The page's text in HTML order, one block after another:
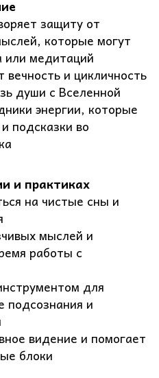
защиту от
которые могут
или медитаций
вечность и цикличность
души с Вселенной
энергии, которые
подсказки во
и практиках
на чистые сны и
мыслей и
работы с
для
подсознания и
видение и помогает
блоки